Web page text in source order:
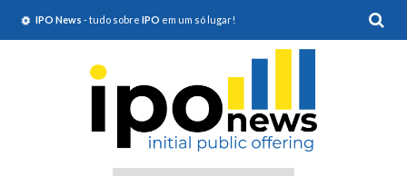
IPO News - tudo sobre IPO em um só lugar!